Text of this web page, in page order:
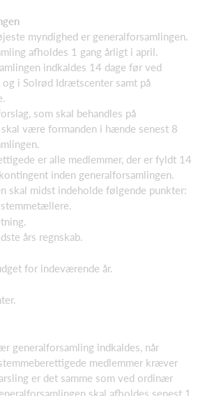
myndighed er generalforsamlingen.
afholdes 1 gang årligt i april.
indkaldes 14 dage før ved
i Solrød Idrætscenter samt på
som skal behandles på
være formanden i hænde senest 8
er alle medlemmer, der er fyldt 14
inden generalforsamlingen.
skal midst indeholde følgende punkter:
års regnskab.
for indeværende år.
generalforsamling indkaldes, når
medlemmer kræver
er det samme som ved ordinær
skal afholdes senest 1